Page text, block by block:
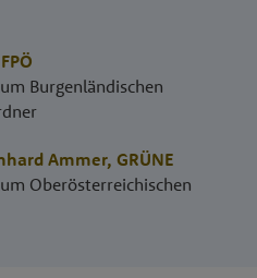
FPÖ
Burgenländischen
Ammer, GRÜNE
Oberösterreichischen